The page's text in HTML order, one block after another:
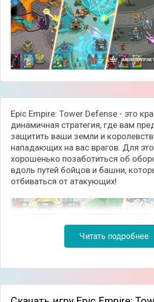
👈
Epic Empire: Tower Defense - это
динамичная стратегия, где вам
защитить ваши земли и
нападающих на вас врагов. Для
хорошенько позаботиться об
вдоль путей бойцов и башни,
отбиваться от атакующих!
Читать подробнее